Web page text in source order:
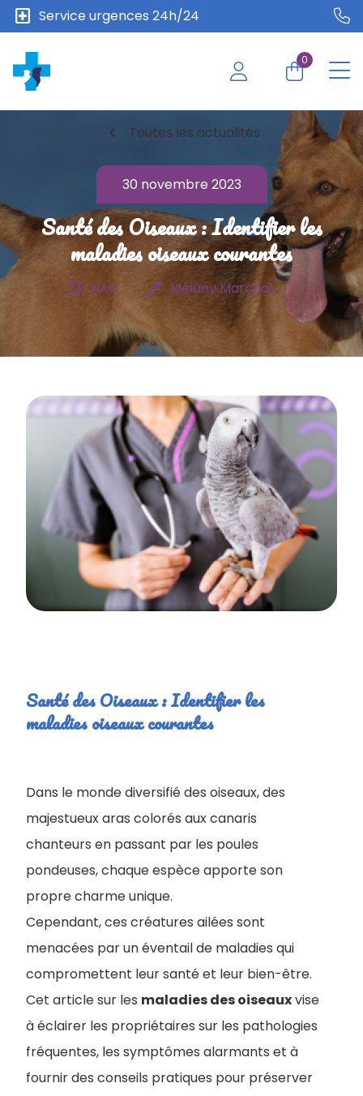
local_hospital Service urgences 24h/24
0
chevron_left Toutes les actualités
30 novembre 2023
Santé des Oiseaux : Identifier les
maladies oiseaux courantes
bookmark_border NAC edit Mélany Marchal
Santé des Oiseaux : Identifier les
maladies oiseaux courantes
Dans le monde diversifié des oiseaux, des
majestueux aras colorés aux canaris
chanteurs en passant par les poules
pondeuses, chaque espèce apporte son
propre charme unique.
Cependant, ces créatures ailées sont
menacées par un éventail de maladies qui
compromettent leur santé et leur bien-être.
Cet article sur les maladies des oiseauxvise
à éclairer les propriétaires sur les pathologies
fréquentes, les symptômes alarmants et à
fournir des conseils pratiques pour préserver